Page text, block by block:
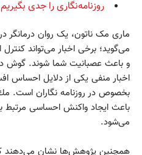
روزنامه‌نگاری را جدی بگیریم
ماری مک ناتون، یک روان درمانگر
می‌گوید؛ برخی اخبار می‌تواند
و باعث عصبانیت شما شوند. گوش
اخبار منفی یکی از دلایل احساس
بخصوص در روزنامه نگاران است.
باعث ایجاد واکنش احساسی مرتبط
می‌شود.
همچنين پژوهش‌ها نشان مي‌دهند